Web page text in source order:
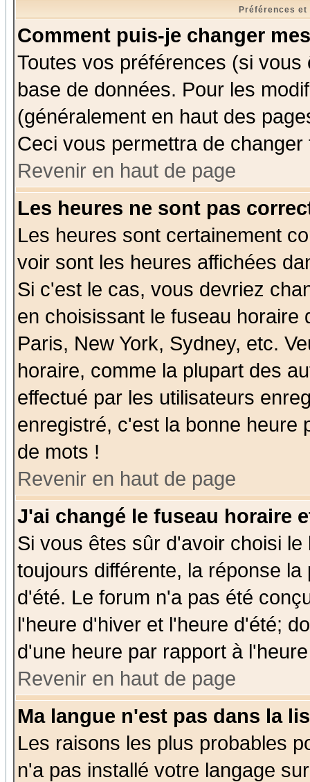
Préférences
Comment puis-je changer
Toutes vos préférences (si
base de données. Pour les
(généralement en haut des
Ceci vous permettra de
Revenir en haut de page
Les heures ne sont pas
Les heures sont certainement
voir sont les heures affichées
Si c'est le cas, vous devriez
en choisissant le fuseau
Paris, New York, Sydney, etc.
horaire, comme la plupart des
effectué par les utilisateurs
enregistré, c'est la bonne heure
de mots !
Revenir en haut de page
J'ai changé le fuseau horaire
Si vous êtes sûr d'avoir choisi
toujours différente, la réponse
d'été. Le forum n'a pas été
l'heure d'hiver et l'heure d'été;
d'une heure par rapport à
Revenir en haut de page
Ma langue n'est pas dans la
Les raisons les plus probables
n'a pas installé votre langage